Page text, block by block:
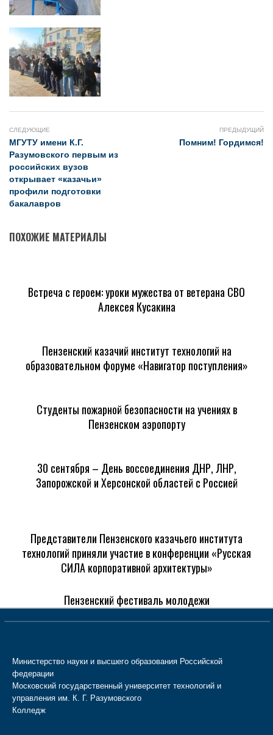
СЛЕДУЮЩИЕ
МГУТУ имени К.Г.
Разумовского первым из
российских вузов
открывает «казачьи»
профили подготовки
бакалавров
ПРЕДЫДУЩИЙ
Помним! Гордимся!
ПОХОЖИЕ МАТЕРИАЛЫ
Встреча с героем: уроки мужества от ветерана СВО
Алексея Кусакина
Пензенский казачий институт технологий на
образовательном форуме «Навигатор поступления»
Студенты пожарной безопасности на учениях в
Пензенском аэропорту
30 сентября – День воссоединения ДНР, ЛНР,
Запорожской и Херсонской областей с Россией
Представители Пензенского казачьего института
технологий приняли участие в конференции «Русская
СИЛА корпоративной архитектуры»
Пензенский фестиваль молодежи
Министерство науки и высшего образования Российской
федерации
Московский государственный университет технологий и
управления им. К. Г. Разумовского
Колледж